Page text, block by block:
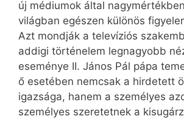
új médiumok által
világban egészen különös
Azt mondják a televíziós
addigi történelem legnagyobb
eseménye II. János Pál pápa
ő esetében nemcsak a hirdetett
igazsága, hanem a személyes
személyes szeretetnek a